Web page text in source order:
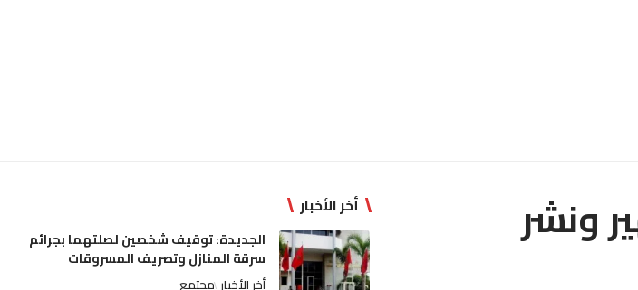
ونشر أخر الأخبار
الجديدة: توقيف شخصين لصلتهما بجرائم
سرقة المنازل وتصريف المسروقات
أخر الأخبار مجتمع